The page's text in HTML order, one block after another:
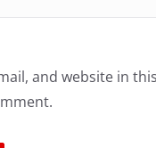
and website in